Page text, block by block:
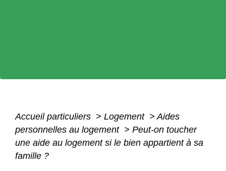
Accueil particuliers > Logement > Aides
personnelles au logement > Peut-on toucher
une aide au logement si le bien appartient à sa
famille ?